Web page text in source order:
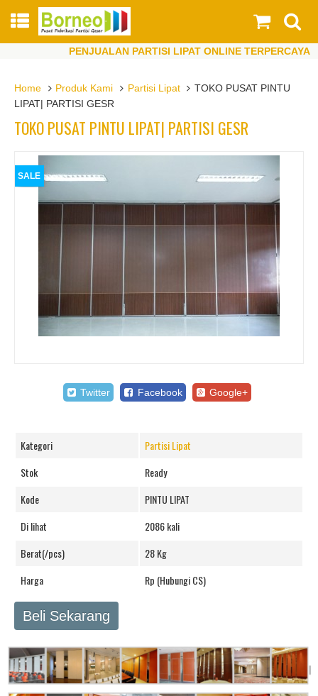
PENJUALAN PARTISI LIPAT ONLINE TERPERCAYA
Home
Produk Kami Partisi Lipat
TOKO PUSAT PINTU
LIPAT| PARTISI GESR
TOKO PUSAT PINTU LIPAT| PARTISI GESR
SALE
Twitter Facebook Google+
Kategori
Partisi Lipat
Stok
Ready
Kode
PINTU LIPAT
Di lihat
2086 kali
Berat(/pcs)
28 Kg
Harga
Rp (Hubungi CS)
Beli Sekarang